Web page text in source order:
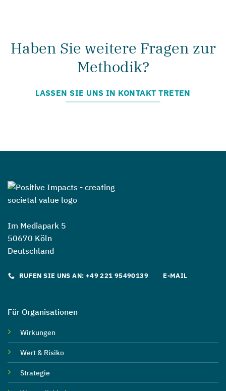
Haben Sie weitere Fragen zur
Methodik?
LASSEN SIE UNS IN KONTAKT TRETEN
Im Mediapark 5
50670 Köln
Deutschland
RUFEN SIE UNS AN: +49 221 95490139 E-MAIL
Für Organisationen
Wirkungen
Wert & Risiko
Strategie